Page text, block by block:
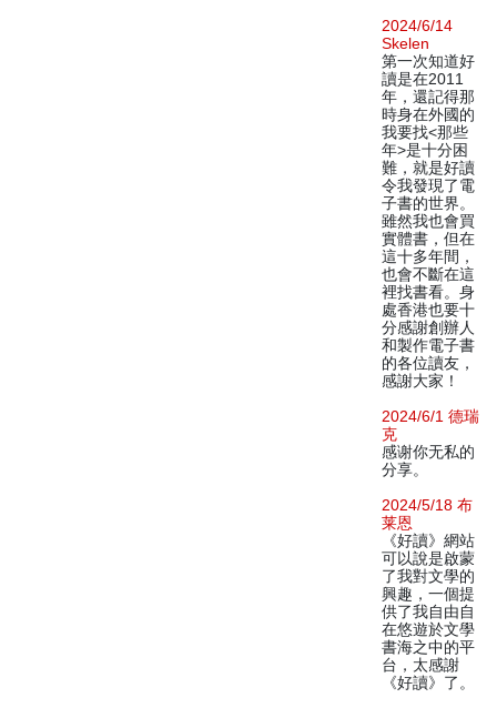
2024/6/14
Skelen
第一次知道好
讀是在2011
年，還記得那
時身在外國的
我要找<那些
年>是十分困
難，就是好讀
令我發現了電
子書的世界。
雖然我也會買
實體書，但在
這十多年間，
也會不斷在這
裡找書看。身
處香港也要十
分感謝創辦人
和製作電子書
的各位讀友，
感謝大家！
2024/6/1 德瑞
克
感谢你无私的
分享。
2024/5/18 布
莱恩
《好讀》網站
可以說是啟蒙
了我對文學的
興趣，一個提
供了我自由自
在悠遊於文學
書海之中的平
台，太感謝
《好讀》了。